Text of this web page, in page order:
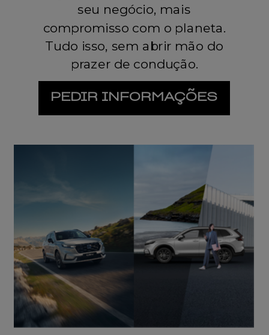
seu negócio, mais
compromisso com o planeta.
Tudo isso, sem abrir mão do
prazer de condução.
PEDIR INFORMAÇÕES